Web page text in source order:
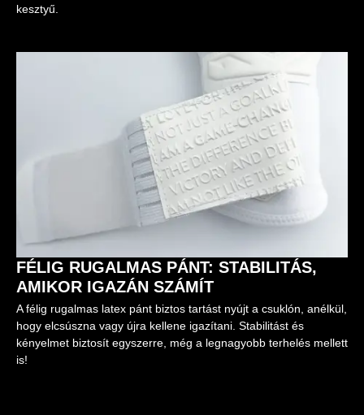
kesztyű.
FÉLIG RUGALMAS PÁNT: STABILITÁS,
AMIKOR IGAZÁN SZÁMÍT
A félig rugalmas latex pánt biztos tartást nyújt a csuklón, anélkül,
hogy elcsúszna vagy újra kellene igazítani. Stabilitást és
kényelmet biztosít egyszerre, még a legnagyobb terhelés mellett
is!